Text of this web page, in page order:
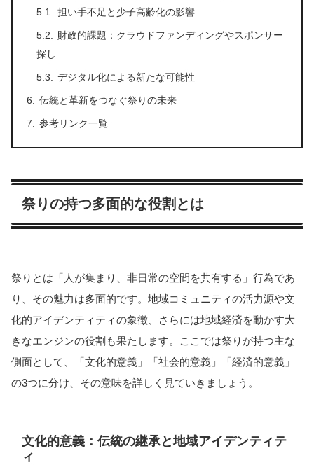
担い手不足と少子高齢化の影響
財政的課題：クラウドファンディングやスポンサー
探し
デジタル化による新たな可能性
伝統と革新をつなぐ祭りの未来
参考リンク一覧
祭りの持つ多面的な役割とは
祭りとは「人が集まり、非日常の空間を共有する」行為であ
り、その魅力は多面的です。地域コミュニティの活力源や文
化的アイデンティティの象徴、さらには地域経済を動かす大
きなエンジンの役割も果たします。ここでは祭りが持つ主な
側面として、「文化的意義」「社会的意義」「経済的意義」
の3つに分け、その意味を詳しく見ていきましょう。
文化的意義：伝統の継承と地域アイデンティテ
ィ